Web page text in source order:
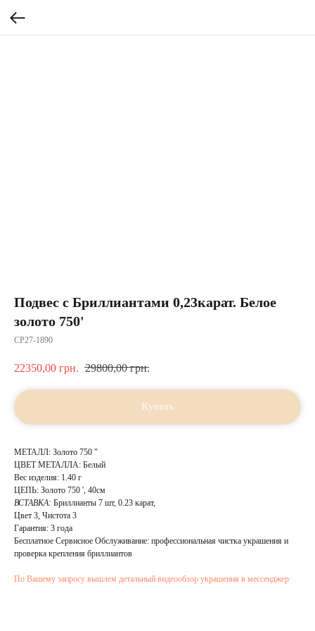
Подвес с Бриллиантами 0,23карат. Белое
золото 750'
CP27-1890
22350,00 грн. 29800,00 грн.
Купить
МЕТАЛЛ: Золото 750 "
ЦВЕТ МЕТАЛЛА: Белый
Вес изделия: 1.40 г
ЦЕПЬ: Золото 750 ', 40см
ВСТАВКА: Бриллианты 7 шт, 0.23 карат,
Цвет 3, Чистота 3
Гарантия: 3 года
Бесплатное Сервисное Обслуживание: профессиональная чистка украшения и
проверка крепления бриллиантов
По Вашему запросу вышлем детальный видеообзор украшения в мессенджер